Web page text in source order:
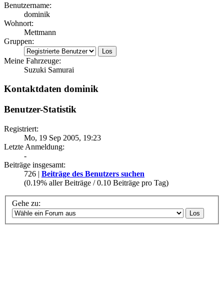
Benutzername:
dominik
Wohnort:
Mettmann
Gruppen:
Meine Fahrzeuge:
Suzuki Samurai
Kontaktdaten dominik
Benutzer-Statistik
Registriert:
Mo, 19 Sep 2005, 19:23
Letzte Anmeldung:
-
Beiträge insgesamt:
726 | Beiträge des Benutzers suchen
(0.19% aller Beiträge / 0.10 Beiträge pro Tag)
Gehe zu: